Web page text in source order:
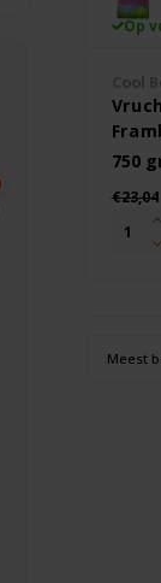
Op
750
€23,04
Meest